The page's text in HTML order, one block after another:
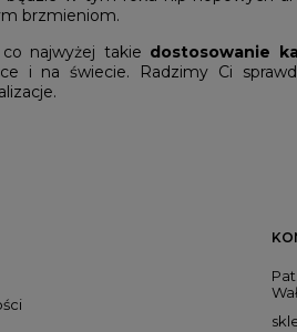
brzmieniom.
najwyżej takie dostosowanie
i na świecie. Radzimy Ci